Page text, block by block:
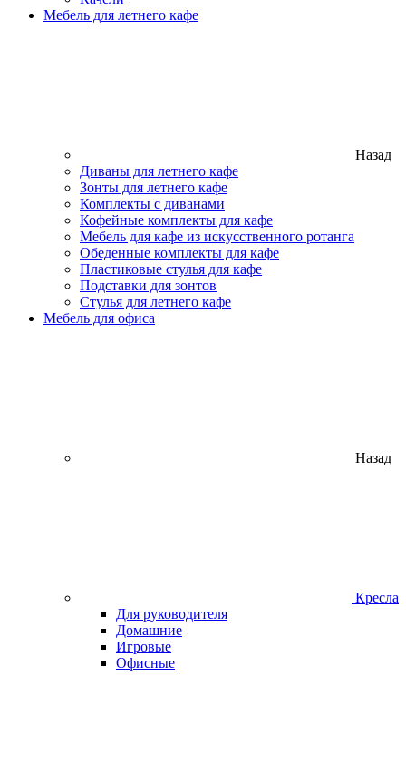
Мебель для летнего кафе
Назад
Диваны для летнего кафе
Зонты для летнего кафе
Комплекты с диванами
Кофейные комплекты для кафе
Мебель для кафе из искусственного ротанга
Обеденные комплекты для кафе
Пластиковые стулья для кафе
Подставки для зонтов
Стулья для летнего кафе
Мебель для офиса
Назад
Кресла
Для руководителя
Домашние
Игровые
Офисные